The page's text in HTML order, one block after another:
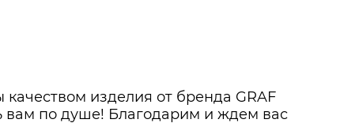
изделия от бренда GRAF
по душе! Благодарим и ждем вас